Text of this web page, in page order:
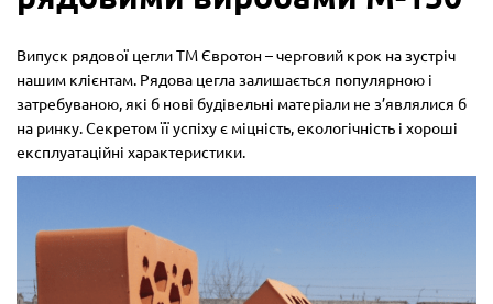
Випуск рядової цегли ТМ Євротон – черговий крок на зустріч
нашим клієнтам. Рядова цегла залишається популярною і
затребуваною, які б нові будівельні матеріали не з’являлися б
на ринку. Секретом її успіху є міцність, екологічність і хороші
експлуатаційні характеристики.